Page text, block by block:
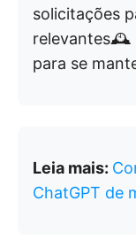
solicitações
relevantes🕰️
para se
Leia mais:
ChatGPT de